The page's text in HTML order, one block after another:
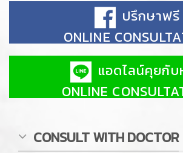
ปรึกษาฟรี
ONLINE
แอดไลน์คุยกั
ONLINE
CONSULT WITH DOCTOR